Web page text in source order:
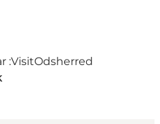
:VisitOdsherred